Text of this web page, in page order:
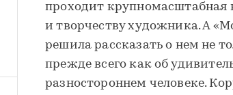
проходит крупномасштабная
и творчеству художника. А
решила рассказать о нем не
прежде всего как об
разностороннем человеке.